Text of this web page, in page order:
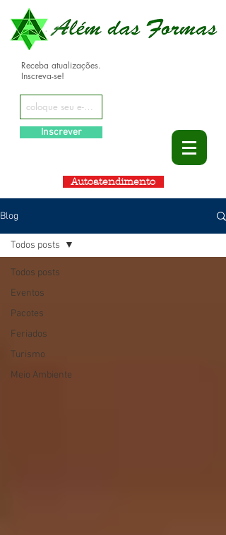
Receba atualizações.
Inscreva-se!
Inscrever
Autoatendimento
Blog
Todos posts
Eventos
Pacotes
Feriados
Turismo
Meio Ambiente
Todos posts